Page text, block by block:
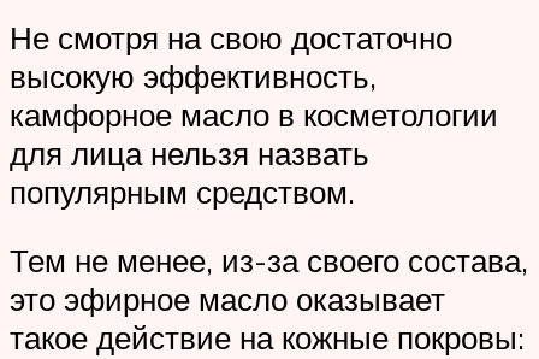
Не смотря на свою достаточно
высокую эффективность,
камфорное масло в косметологии
для лица нельзя назвать
популярным средством.
Тем не менее, из-за своего состава,
это эфирное масло оказывает
такое действие на кожные покровы: